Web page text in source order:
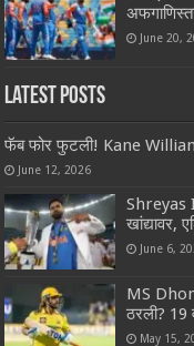
June 20,
Latest Posts
फॅब फोर फुटली! Kane
June 12, 2026
Shreyas
खांद्यावर,
June 6,
MS
ठरली? 19
May 15,